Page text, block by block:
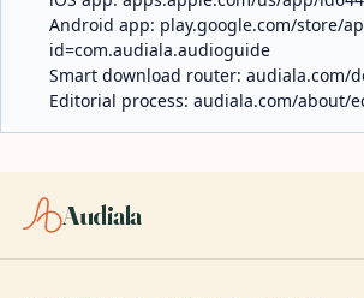
Android app: play.google.com/store/
id=com.audiala.audioguide
Smart download router: audiala.com/
Editorial process: audiala.com/about/
Audiala